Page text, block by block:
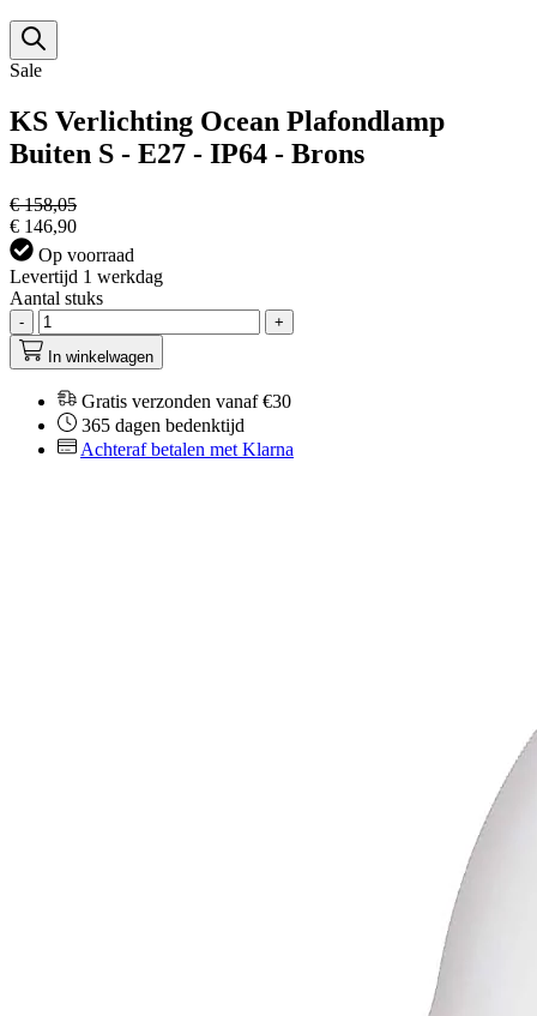
Sale
KS Verlichting Ocean Plafondlamp
Buiten S - E27 - IP64 - Brons
€ 158,05
€ 146,90
Op voorraad
Levertijd 1 werkdag
Aantal stuks
-
+
In winkelwagen
Gratis verzonden vanaf €30
365 dagen bedenktijd
Achteraf betalen met Klarna